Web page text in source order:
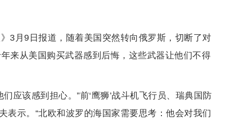
3月9日报道，随着美国突然转向俄罗斯，切断了对
来从美国购买武器感到后悔，这些武器让他们不得
应该感到担心。”前‘鹰狮’战斗机飞行员、瑞典国防
表示。“北欧和波罗的海国家需要思考：他会对我们